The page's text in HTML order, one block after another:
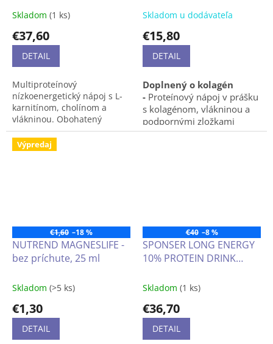
nízkoenergetický šejk s L-
vlákninou nápoj
obohatený vitamínmi a
minerálmi s vysokou
biologickou hodnotou
nápoj s veľmi nízkym
obsahom laktózy
Skladom (1 ks)
€37,60
DETAIL
Multiproteínový
nízkoenergetický nápoj s L-
karnitínom, cholínom a
vlákninou. Obohatený
vitamínmi a minerálmi.
Obsah L-karnitínu 300mg na
potrieb 10 vybraných
vitamínov.
Obohatené cennou
šejkri.
550g dóza
Skladom u dodávateľa
€15,80
DETAIL
Doplnený o kolagén
- Proteínový nápoj v prášku
s kolagénom, vlákninou a
podpornými zložkami
stravy.
Výpredaj
€1,60 –18 %
NUTREND MAGNESLIFE -
bez príchute, 25 ml
Skladom (>5 ks)
€1,30
DETAIL
€40 –8 %
SPONSER LONG ENERGY
10% PROTEIN DRINK
Skladom (1 ks)
€36,70
DETAIL